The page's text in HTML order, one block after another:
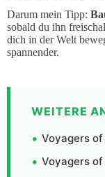
Darum mein Tipp:
sobald du ihn
dich in der Welt
spannender.
WEITERE
Voyagers
Voyagers of